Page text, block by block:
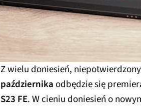
Z wielu doniesień,
październikaodbędzie się
S23 FE. W cieniu doniesień o